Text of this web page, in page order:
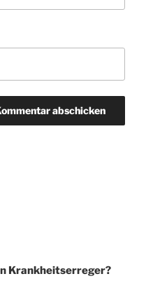
Krankheitserreger?